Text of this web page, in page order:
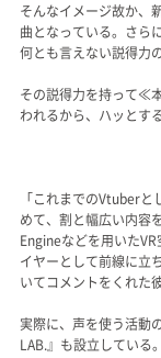
そんなイメージ故か、
曲となっている。さら
何とも言えない説得力
その説得力を持って≪
われるから、ハッとす
「これまでのVtuber
めて、割と幅広い内容
Engineなどを用いた
イヤーとして前線に立
いてコメントをくれた彼
実際に、声を使う活動
LAB.』も設立している。